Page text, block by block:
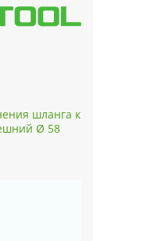
шланга к
Ø 58